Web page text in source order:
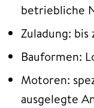
betriebliche
Zuladung:
Bauformen:
Motoren:
ausgelegte